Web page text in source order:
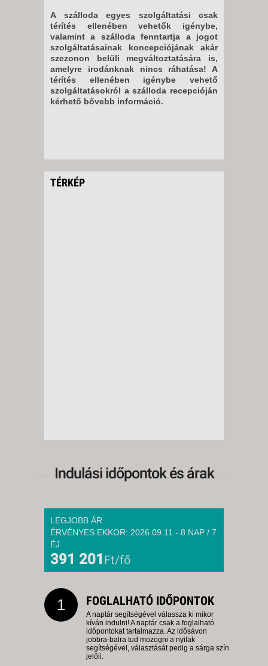
A szálloda egyes szolgáltatási csak
térítés ellenében vehetők igénybe,
valamint a szálloda fenntartja a jogot
szolgáltatásainak koncepciójának akár
szezonon belüli megváltoztatására is,
amelyre irodánknak nincs ráhatása! A
térítés ellenében igénybe vehető
szolgáltatásokról a szálloda recepcióján
kérhető bővebb információ.
TÉRKÉP
Indulási időpontok és árak
LEGJOBB ÁR
ÉRVÉNYES EKKOR: 2026.09.11 - 8 NAP / 7
ÉJ
391 201 Ft/fő
1 FOGLALHATÓ IDŐPONTOK
A naptár segítségével válassza ki mikor
kíván indulni! A naptár csak a foglalható
időpontokat tartalmazza. Az idősávon
jobbra-balra tud mozogni a nyilak
segítségével, választását pedig a sárga szín
jelöli.